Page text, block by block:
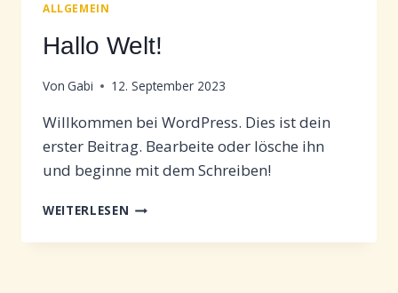
ALLGEMEIN
Hallo Welt!
Von Gabi 12. September 2023
Willkommen bei WordPress. Dies ist dein
erster Beitrag. Bearbeite oder lösche ihn
und beginne mit dem Schreiben!
WEITERLESEN HALLO